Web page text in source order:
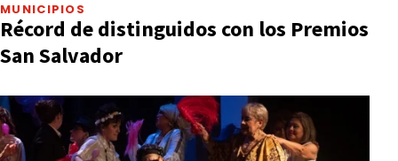
MUNICIPIOS
Récord de distinguidos con los Premios
San Salvador